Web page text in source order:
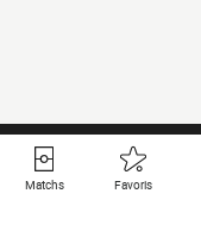
Matchs Favoris